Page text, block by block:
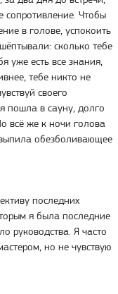
сопротивление. Чтобы
в голове, успокоить
сколько тебе
уже есть все знания,
тебе никто не
своего
пошла в сауну, долго
всё же к ночи голова
обезболивающее
последних
я была последние
руководства. Я часто
но не чувствую